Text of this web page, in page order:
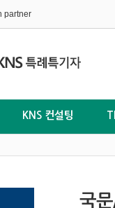
partner
KNS 컨설팅
국